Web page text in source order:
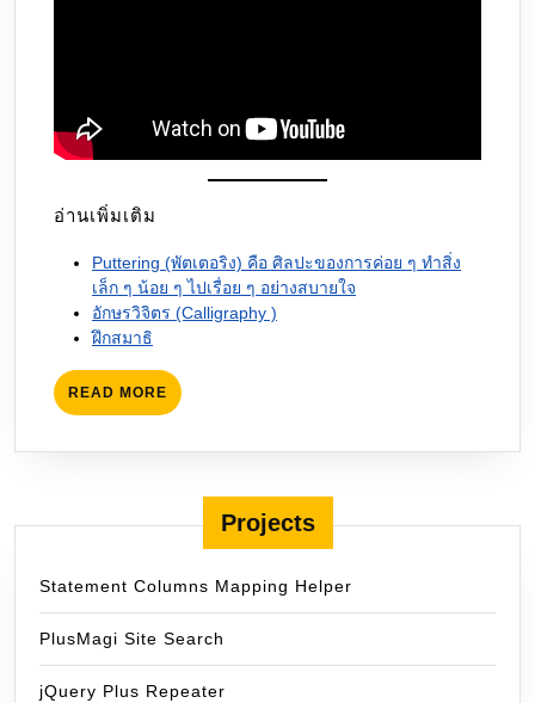
อ่านเพิ่มเติม
Puttering (พัตเตอริง) คือ ศิลปะของการค่อย ๆ ทำสิ่ง
เล็ก ๆ น้อย ๆ ไปเรื่อย ๆ อย่างสบายใจ
อักษรวิจิตร (Calligraphy )
ฝึกสมาธิ
READ MORE READ
MORE
Projects
Statement Columns Mapping Helper
PlusMagi Site Search
jQuery Plus Repeater